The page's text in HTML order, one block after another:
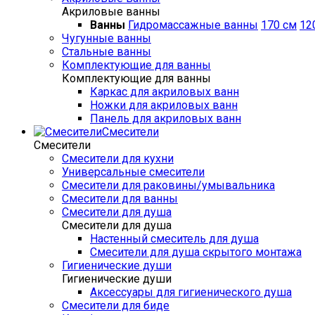
Акриловые ванны
Ванны Гидромассажные ванны 170 см
Чугунные ванны
Стальные ванны
Комплектующие для ванны
Комплектующие для ванны
Каркас для акриловых ванн
Ножки для акриловых ванн
Панель для акриловых ванн
Смесители
Смесители
Смесители для кухни
Универсальные смесители
Смесители для раковины/умывальника
Смесители для ванны
Смесители для душа
Смесители для душа
Настенный смеситель для душа
Смесители для душа скрытого монтажа
Гигиенические души
Гигиенические души
Аксессуары для гигиенического душа
Смесители для биде